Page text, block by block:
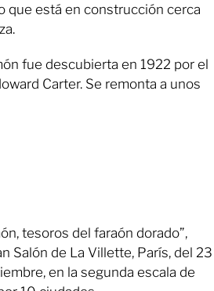
que está en construcción cerca
fue descubierta en 1922 por el
Carter. Se remonta a unos
tesoros del faraón dorado”,
Salón de La Villette, París, del 23
en la segunda escala de